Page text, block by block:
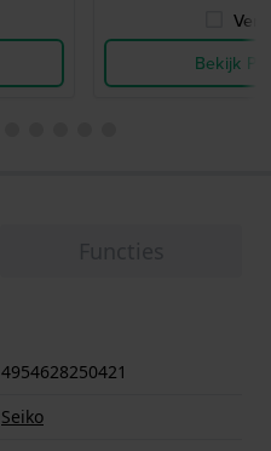
Bekijk
4954628250421
Seiko